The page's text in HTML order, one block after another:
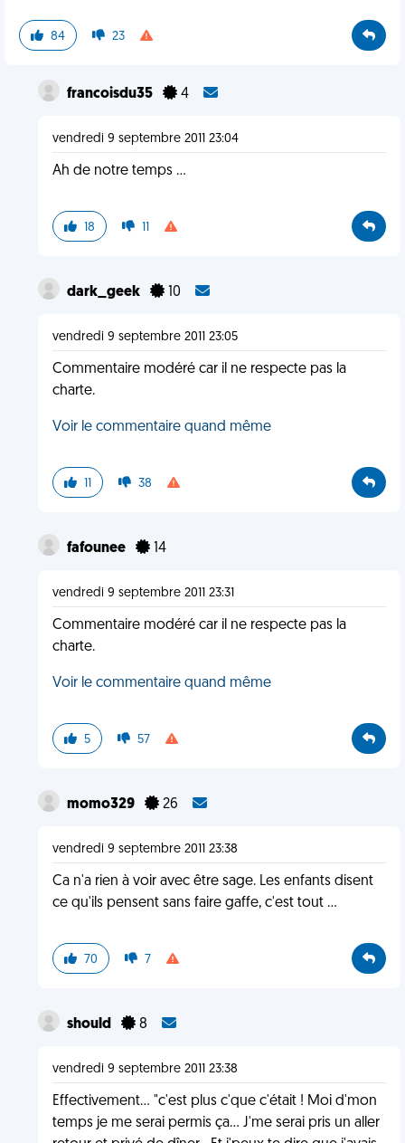
84 23
francoisdu35 4
vendredi 9 septembre 2011 23:04
Ah de notre temps ...
18 11
dark_geek 10
vendredi 9 septembre 2011 23:05
Commentaire modéré car il ne respecte pas la
charte.
Voir le commentaire quand même
11 38
fafounee 14
vendredi 9 septembre 2011 23:31
Commentaire modéré car il ne respecte pas la
charte.
Voir le commentaire quand même
5 57
momo329 26
vendredi 9 septembre 2011 23:38
Ca n'a rien à voir avec être sage. Les enfants disent
ce qu'ils pensent sans faire gaffe, c'est tout ...
70 7
should 8
vendredi 9 septembre 2011 23:38
Effectivement... "c'est plus c'que c'était ! Moi d'mon
temps je me serai permis ça... J'me serai pris un aller